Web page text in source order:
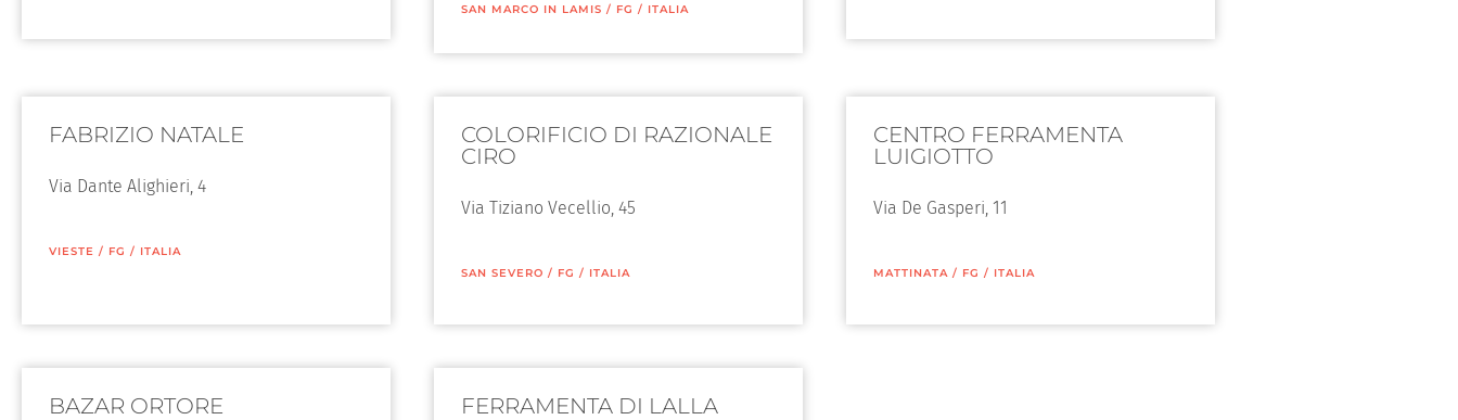
SAN MARCO IN LAMIS / FG / ITALIA
FABRIZIO NATALE
Via Dante Alighieri, 4
VIESTE / FG / ITALIA
COLORIFICIO DI RAZIONALE
CIRO
Via Tiziano Vecellio, 45
SAN SEVERO / FG / ITALIA
CENTRO FERRAMENTA
LUIGIOTTO
Via De Gasperi, 11
MATTINATA / FG / ITALIA
BAZAR ORTORE FERRAMENTA DI LALLA